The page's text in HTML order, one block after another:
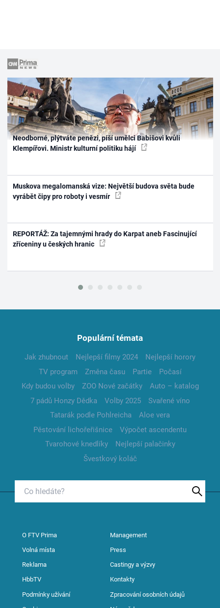
Neodborné, plýtváte penězi, píší umělci Babišovi kvůli
Klempířovi. Ministr kulturní politiku hájí
Muskova megalomanská vize: Největší budova světa bude
vyrábět čipy pro roboty i vesmír
REPORTÁŽ: Za tajemnými hrady do Karpat aneb Fascinující
zříceniny u českých hranic
Populární témata
Jak zhubnout Nejlepší filmy 2024
Nejlepší horory
TV program
Změna času Partie
Počasí
Kdy budou volby
ZOO Nové začátky
Auto – katalog
7 pádů Honzy Dědka
Volby 2025
Svařené víno
Tatarák podle Pohlreicha
Aloe vera
Pěstování lichořeřišnice
Výpočet ascendentu
Tvarohové knedlíky
Nejlepší palačinky
Švestkový koláč
O FTV Prima Management
Volná místa Press
Reklama Castingy a výzvy
HbbTV Kontakty
Podmínky užívání Zpracování osobních údajů